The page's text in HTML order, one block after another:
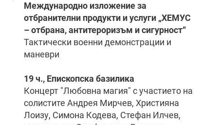
Международно изложение за
отбранителни продукти и услуги „ХЕМУС
– отбрана, антитероризъм и сигурност“
Тактически военни демонстрации и
маневри
19 ч., Епископска базилика
Концерт "Любовна магия" с участието на
солистите Андрея Мирчев, Християна
Лоизу, Симона Кодева, Стефан Илчев,